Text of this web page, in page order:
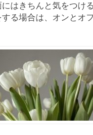
はきちんと気をつけ
る場合は、オンとオ